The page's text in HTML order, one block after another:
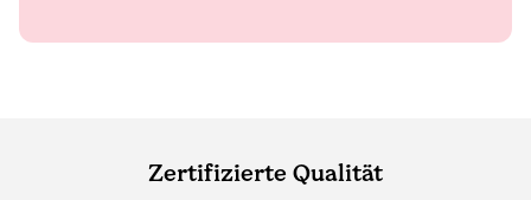
Zertifizierte Qualität